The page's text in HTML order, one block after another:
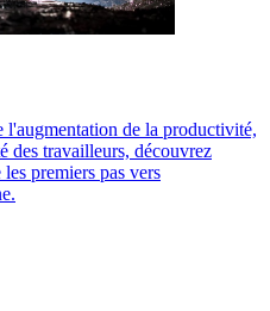
l'augmentation de la productivité,
des travailleurs, découvrez
premiers pas vers